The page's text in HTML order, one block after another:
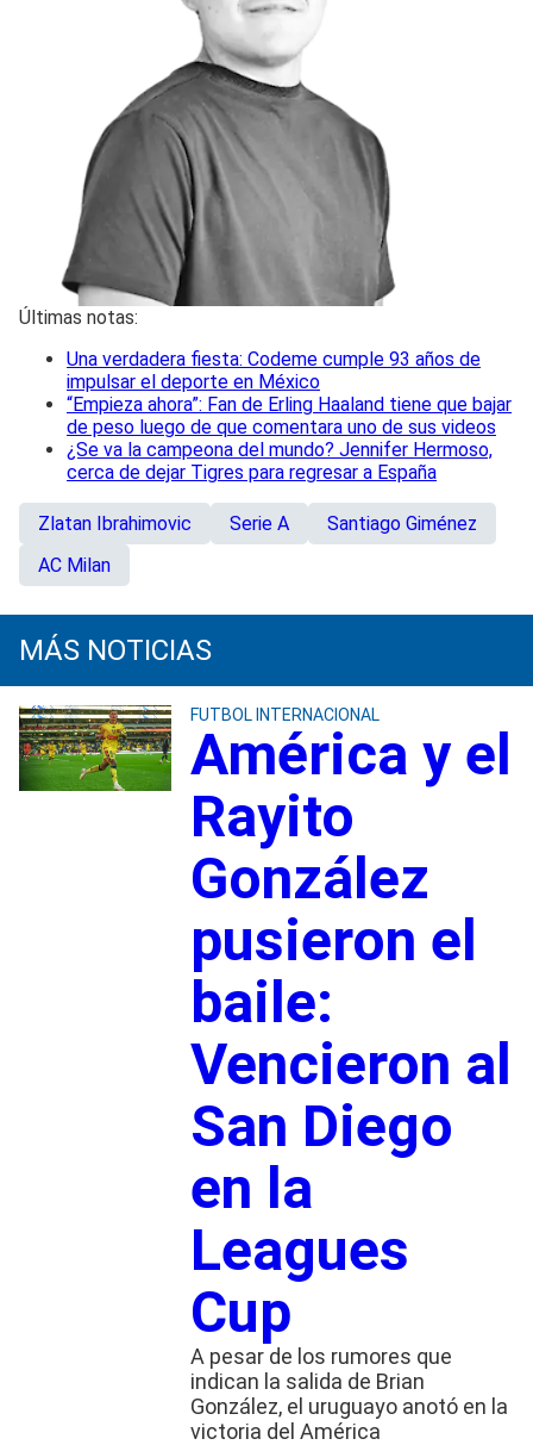
Últimas notas:
Una verdadera fiesta: Codeme cumple 93 años de
impulsar el deporte en México
“Empieza ahora”: Fan de Erling Haaland tiene que bajar
de peso luego de que comentara uno de sus videos
¿Se va la campeona del mundo? Jennifer Hermoso,
cerca de dejar Tigres para regresar a España
Zlatan Ibrahimovic Serie A
Santiago Giménez
AC Milan
MÁS NOTICIAS
FUTBOL INTERNACIONAL
América y el
Rayito
González
pusieron el
baile:
Vencieron al
San Diego
en la
Leagues
Cup
A pesar de los rumores que
indican la salida de Brian
González, el uruguayo anotó en la
victoria del América